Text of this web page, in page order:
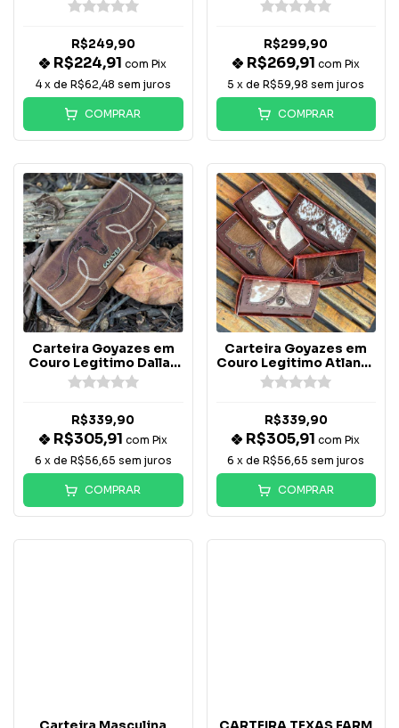
R$249,90
R$224,91com Pix
4 x de R$62,48 sem juros
COMPRAR
R$299,90
R$269,91 com Pix
5 x deR$59,98 sem juros
COMPRAR
Carteira Goyazes em
Couro Legitimo Dallas
Ocre - C-2517
R$339,90
R$305,91 com Pix
6 x de R$56,65 sem juros
COMPRAR
Carteira Goyazes em
Couro Legitimo Atlanta
Caramelo Com Pelo
Bovino - C-2518
R$339,90
R$305,91com Pix
6 x deR$56,65 sem juros
COMPRAR